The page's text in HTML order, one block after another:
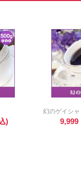
)
幻のゲイシ
9,999